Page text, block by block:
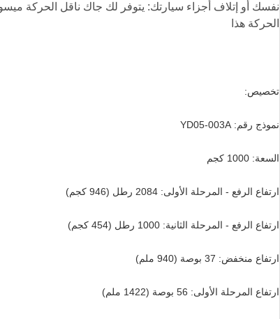
نفسك أو إتلاف أجزاء سيارتك: يتوفر لك جاك ناقل الحركة
الحركة هذا
تخصيص:
نموذج رقم: YD05-003A
السعة: 1000 كجم
ارتفاع الرفع - المرحلة الأولى: 2084 رطل (946 كجم)
ارتفاع الرفع - المرحلة الثانية: 1000 رطل (454 كجم)
ارتفاع منخفض: 37 بوصة (940 ملم)
ارتفاع المرحلة الأولى: 56 بوصة (1422 ملم)